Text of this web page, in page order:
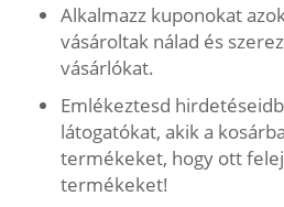
Alkalmazz kuponokat
vásároltak nálad és
vásárlókat.
Emlékeztesd
látogatókat, akik a
termékeket, hogy ott
termékeket!